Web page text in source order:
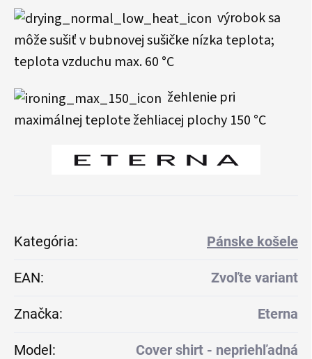
výrobok sa
môže sušiť v bubnovej sušičke nízka teplota;
teplota vzduchu max. 60 °C
žehlenie pri
maximálnej teplote žehliacej plochy 150 °C
Kategória: Pánske košele
EAN: Zvoľte variant
Značka: Eterna
Model: Cover shirt - nepriehľadná